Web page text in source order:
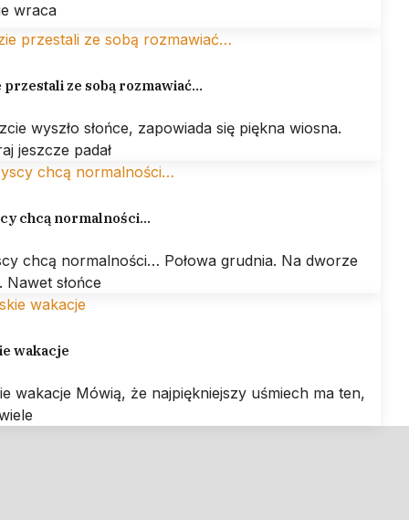
wraca
przestali ze sobą rozmawiać…
wyszło słońce, zapowiada się piękna wiosna.
jeszcze padał
chcą normalności…
chcą normalności… Połowa grudnia. Na dworze
Nawet słońce
wakacje
wakacje Mówią, że najpiękniejszy uśmiech ma ten,